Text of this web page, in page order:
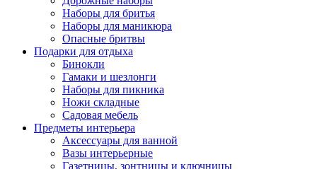
Наборы для бритья
Наборы для маникюра
Опасные бритвы
Подарки для отдыха
Бинокли
Гамаки и шезлонги
Наборы для пикника
Ножи складные
Садовая мебель
Предметы интерьера
Аксессуары для ванной
Вазы интерьерные
Газетницы, зонтницы и ключницы